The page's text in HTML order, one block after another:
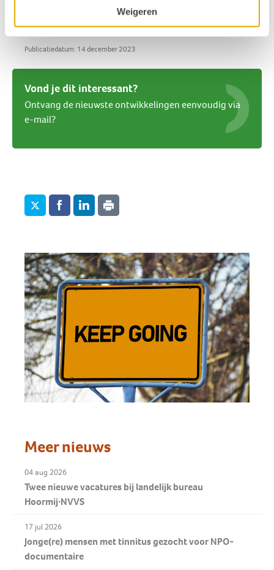
Weigeren
Hier vind je een greep uit ons werk
Publicatiedatum: 14 december 2023
Vond je dit interessant?
Ontvang de nieuwste ontwikkelingen eenvoudig via
e-mail?
Meer nieuws
04 aug 2026
Twee nieuwe vacatures bij landelijk bureau
Hoormij∙NVVS
17 jul 2026
Jonge(re) mensen met tinnitus gezocht voor NPO-
documentaire